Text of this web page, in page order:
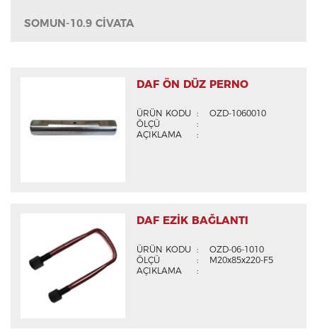
SOMUN-10.9 CİVATA
DAF ÖN DÜZ PERNO
ÜRÜN KODU :
OZD-1060010
ÖLÇÜ
:
AÇIKLAMA
:
DAF EZİK BAĞLANTI
ÜRÜN KODU :
OZD-06-1010
ÖLÇÜ
:
M20x85x220-F5
AÇIKLAMA
: